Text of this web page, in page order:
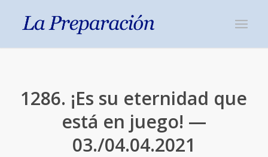
1286. ¡Es su eternidad que
está en juego! —
03./04.04.2021